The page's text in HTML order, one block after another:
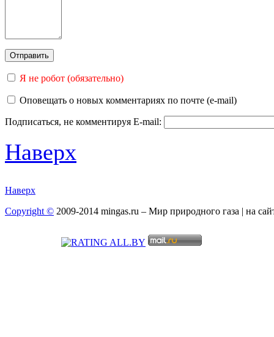
Я не робот (обязательно)
Оповещать о новых комментариях по почте (e-mail)
Подписаться, не комментируя E-mail:
Наверх
Наверх
Copyright © 2009-2014 mingas.ru – Мир природного газа | на